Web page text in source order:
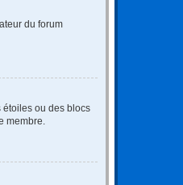
du forum
étoiles ou des blocs
membre.